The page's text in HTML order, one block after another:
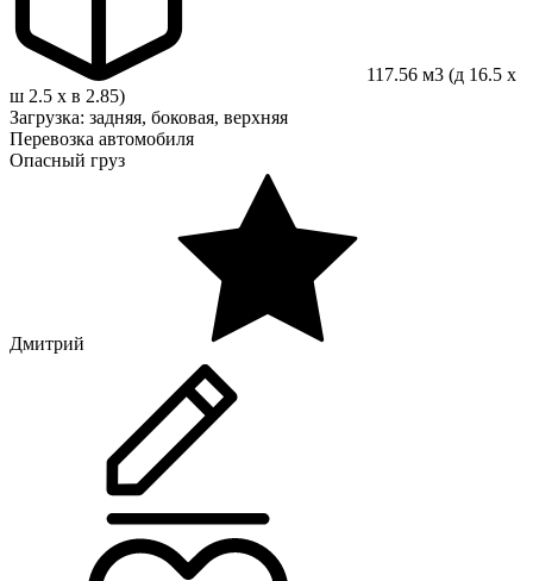
117.56 м3 (д 16.5 x
ш 2.5 x в 2.85)
Загрузка: задняя, боковая, верхняя
Перевозка автомобиля
Опасный груз
Дмитрий